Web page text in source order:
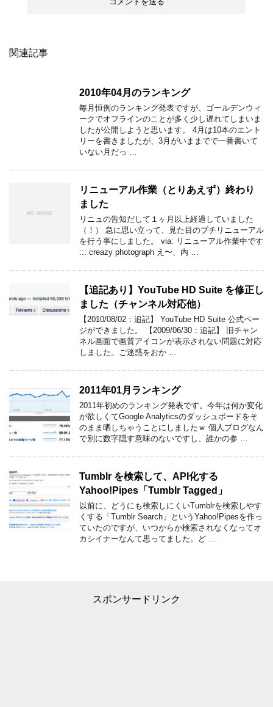
関連記事
2010年04月のランキング
毎月恒例のランキング発表ですが、ゴールデンウィ
ークでオフラインのことが多く少し遅れてしまいま
したが公開しようと思います。 4月は10本のエント
リーを書きましたが、3月がいままでで一番書いて
いない月だっ …
リニューアル作業（とりあえず）終わり
ました
リニュの告知だして１ヶ月以上経過していました
（！） 急に思い立って、見た目のプチリニューアル
を行う事にしました。 via: リニューアル作業中です
::: creazy photograph え〜、内 …
【追記あり】YouTube HD Suite を修正し
ました（チャンネル対応他）
【2010/08/02：追記】 YouTube HD Suite 公式ペー
ジができました。 【2009/06/30：追記】 旧チャン
ネル画面で画質アイコンが表示されない問題に対応
しました。ご迷惑をおか …
2011年01月ランキング
2011年初めのランキング発表です。今年は何か変化
が欲しくてGoogle Analyticsのダッシュボードをそ
のまま晒しちゃうことにしましたｗ 個人ブログなん
で別に数字隠す意味のないですし、誰かの参 …
Tumblr を検索して、API化する
Yahoo!Pipes「Tumblr Tagged」
以前に、どうにも検索しにくいTumblrを検索しやす
くする「Tumblr Search」というYahoo!Pipesを作っ
ていたのですが、いつからか検索されなくなってオ
カシイナーなんて思ってました。ど …
スポンサードリンク